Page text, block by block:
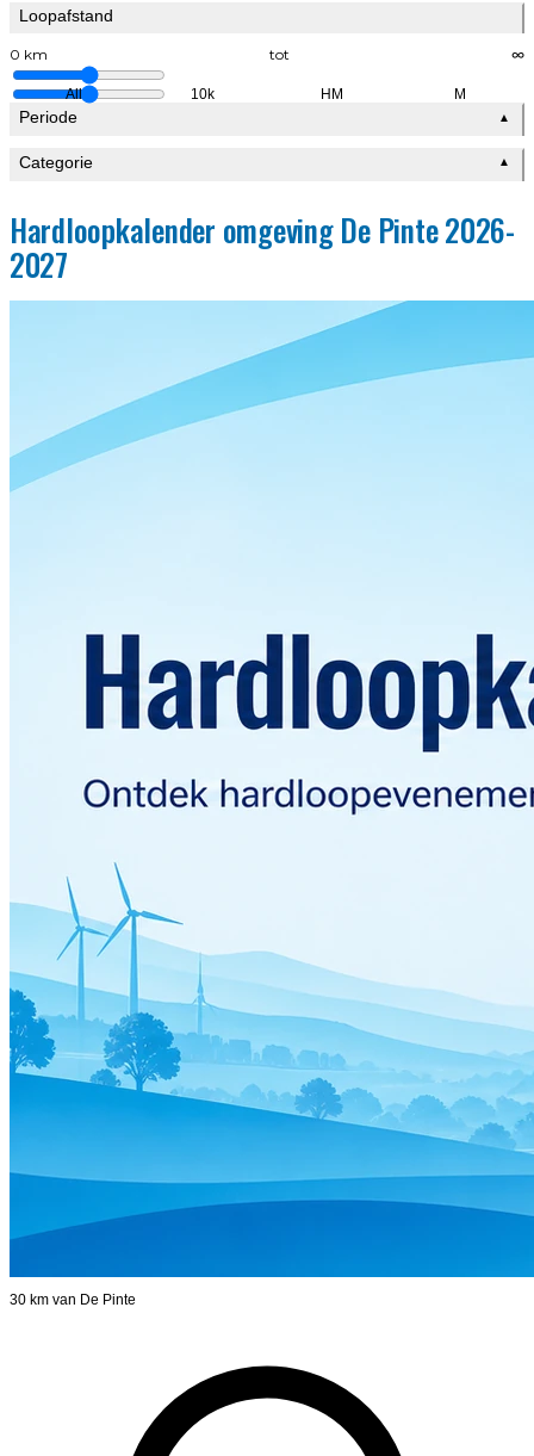
Loopafstand
0 km tot ∞
All 10k HM M
Periode ▲
Categorie ▲
Hardloopkalender omgeving De Pinte 2026-
2027
30 km van De Pinte